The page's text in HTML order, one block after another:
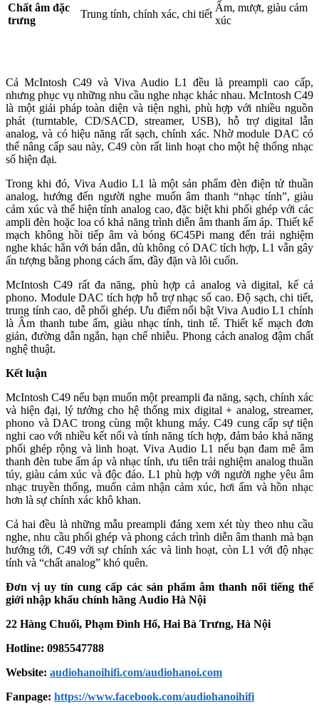
Chất âm đặc
trưng
Trung tính, chính xác, chi tiết
Ấm, mượt, giàu cảm
xúc
Cả McIntosh C49 và Viva Audio L1 đều là preampli cao cấp,
nhưng phục vụ những nhu cầu nghe nhạc khác nhau. McIntosh C49
là một giải pháp toàn diện và tiện nghi, phù hợp với nhiều nguồn
phát (turntable, CD/SACD, streamer, USB), hỗ trợ digital lẫn
analog, và có hiệu năng rất sạch, chính xác. Nhờ module DAC có
thể nâng cấp sau này, C49 còn rất linh hoạt cho một hệ thống nhạc
số hiện đại.
Trong khi đó, Viva Audio L1 là một sản phẩm đèn điện tử thuần
analog, hướng đến người nghe muốn âm thanh “nhạc tính”, giàu
cảm xúc và thể hiện tính analog cao, đặc biệt khi phối ghép với các
ampli đèn hoặc loa có khả năng trình diễn âm thanh ấm áp. Thiết kế
mạch không hồi tiếp âm và bóng 6C45Pi mang đến trải nghiệm
nghe khác hẳn với bán dẫn, dù không có DAC tích hợp, L1 vẫn gây
ấn tượng bằng phong cách ấm, đầy đặn và lôi cuốn.
McIntosh C49 rất đa năng, phù hợp cả analog và digital, kể cả
phono. Module DAC tích hợp hỗ trợ nhạc số cao. Độ sạch, chi tiết,
trung tính cao, dễ phối ghép. Ưu điểm nổi bật Viva Audio L1 chính
là Âm thanh tube ấm, giàu nhạc tính, tinh tế. Thiết kế mạch đơn
giản, đường dẫn ngắn, hạn chế nhiễu. Phong cách analog đậm chất
nghệ thuật.
Kết luận
McIntosh C49 nếu bạn muốn một preampli đa năng, sạch, chính xác
và hiện đại, lý tưởng cho hệ thống mix digital + analog, streamer,
phono và DAC trong cùng một khung máy. C49 cung cấp sự tiện
nghi cao với nhiều kết nối và tính năng tích hợp, đảm bảo khả năng
phối ghép rộng và linh hoạt. Viva Audio L1 nếu bạn đam mê âm
thanh đèn tube ấm áp và nhạc tính, ưu tiên trải nghiệm analog thuần
túy, giàu cảm xúc và độc đáo. L1 phù hợp với người nghe yêu âm
nhạc truyền thống, muốn cảm nhận cảm xúc, hơi ấm và hồn nhạc
hơn là sự chính xác khô khan.
Cả hai đều là những mẫu preampli đáng xem xét tùy theo nhu cầu
nghe, nhu cầu phối ghép và phong cách trình diễn âm thanh mà bạn
hướng tới, C49 với sự chính xác và linh hoạt, còn L1 với độ nhạc
tính và “chất analog” khó quên.
Đơn vị uy tín cung cấp các sản phẩm âm thanh nổi tiếng thế
giới nhập khẩu chính hãng Audio Hà Nội
22 Hàng Chuối, Phạm Đình Hổ, Hai Bà Trưng, Hà Nội
Hotline: 0985547788
Website: audiohanoihifi.com/audiohanoi.com
Fanpage: https://www.facebook.com/audiohanoihifi